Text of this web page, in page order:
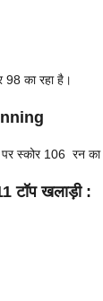
98 का रहा है।
स्कोर 106 रन का
टॉप खलाड़ी :